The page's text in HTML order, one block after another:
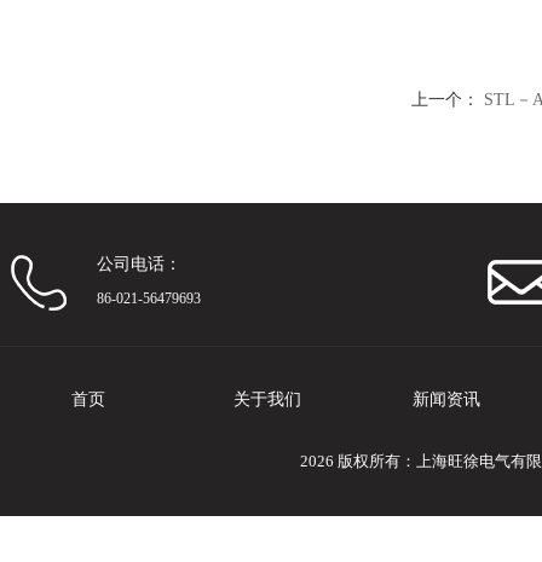
上一个： STL－
公司电话：
86-021-56479693
首页 关于我们 新闻资讯
2026 版权所有：上海旺徐电气有